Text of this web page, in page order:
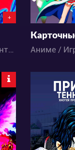
+
Аниме / Игры / Фэнтези